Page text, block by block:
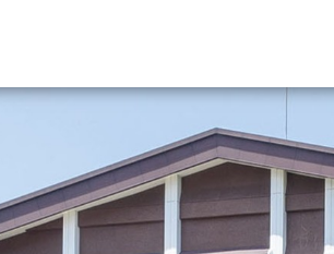
資料請
大学・短大の資料種類